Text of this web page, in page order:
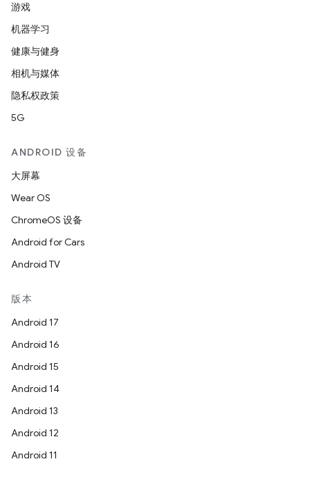
游戏
机器学习
健康与健身
相机与媒体
隐私权政策
5G
ANDROID 设备
大屏幕
Wear OS
ChromeOS 设备
Android for Cars
Android TV
版本
Android 17
Android 16
Android 15
Android 14
Android 13
Android 12
Android 11